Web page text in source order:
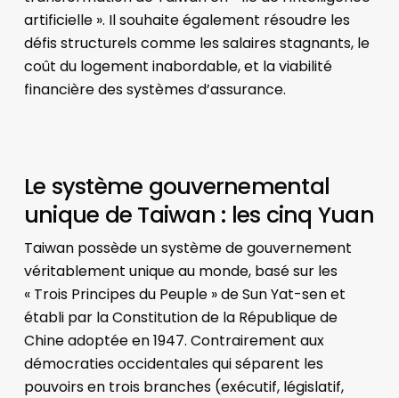
artificielle ». Il souhaite également résoudre les
défis structurels comme les salaires stagnants, le
coût du logement inabordable, et la viabilité
financière des systèmes d’assurance.
Le système gouvernemental
unique de Taiwan : les cinq Yuan
Taiwan possède un système de gouvernement
véritablement unique au monde, basé sur les
« Trois Principes du Peuple » de Sun Yat-sen et
établi par la Constitution de la République de
Chine adoptée en 1947. Contrairement aux
démocraties occidentales qui séparent les
pouvoirs en trois branches (exécutif, législatif,